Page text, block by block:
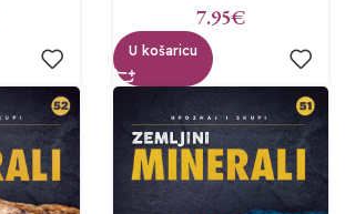
7.95€
U košaricu